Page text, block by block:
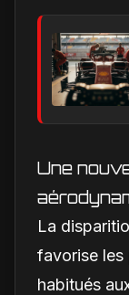
Une
La
favorise les
habitués